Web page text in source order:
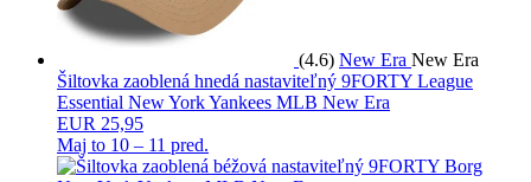
(4.6) New Era New Era
Šiltovka zaoblená hnedá nastaviteľný 9FORTY League
Essential New York Yankees MLB New Era
EUR 25,95
Maj to 10 – 11 pred.